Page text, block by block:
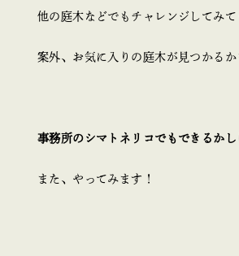
他の庭木などでもチャレンジしてみて
案外、お気に入りの庭木が見つかるか
事務所のシマトネリコでもできるか
また、やってみます！